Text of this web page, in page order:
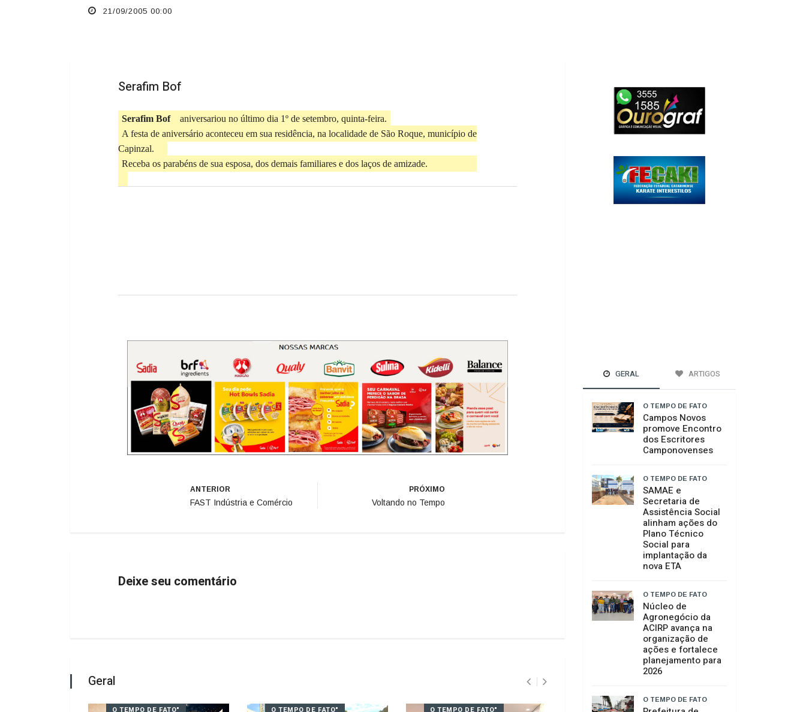
21/09/2005 00:00
Serafim Bof
Serafim Bof
aniversariou no último dia 1º de setembro, quinta-feira.
A festa de aniversário aconteceu em sua residência, na localidade de São Roque, município de
Capinzal.
Receba os parabéns de sua esposa, dos demais familiares e dos laços de amizade.
ANTERIOR
FAST Indústria e Comércio
PRÓXIMO
Voltando no Tempo
Deixe seu comentário
Geral
O TEMPO DE FATO" O TEMPO DE FATO" O TEMPO DE FATO" O TEMPO DE FATO"
GERAL ARTIGOS
O TEMPO DE FATO
Campos Novos
promove Encontro
dos Escritores
Camponovenses
O TEMPO DE FATO
SAMAE e
Secretaria de
Assistência Social
alinham ações do
Plano Técnico
Social para
implantação da
nova ETA
O TEMPO DE FATO
Núcleo de
Agronegócio da
ACIRP avança na
organização de
ações e fortalece
planejamento para
2026
O TEMPO DE FATO